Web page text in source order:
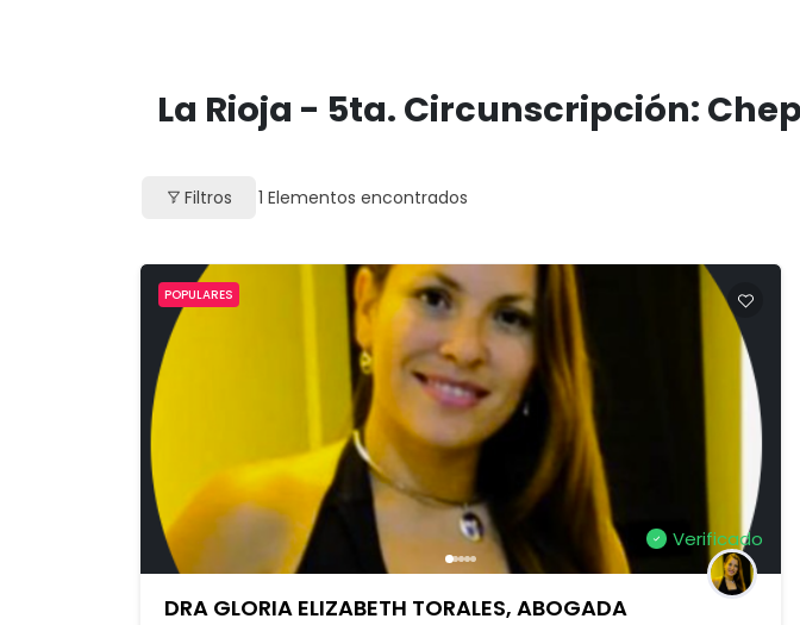
La Rioja - 5ta. Circunscripción:
Filtros 1 Elementos encontrados
POPULARES
Verificado
DRA GLORIA ELIZABETH TORALES, ABOGADA